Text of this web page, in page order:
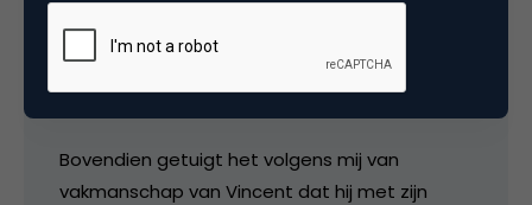
zuinigjes moeten. Door die passie wil ik nu ook
zo een ding. En ik weet doordat alle vooraf
gestelde vragen zijn beantwoord, dat ik nog
Bovendien getuigt het volgens mij van
vakmanschap van Vincent dat hij met zijn